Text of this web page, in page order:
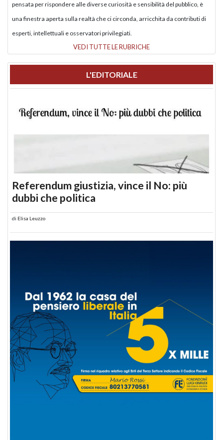
pensata per rispondere alle diverse curiosità e sensibilità del pubblico, è
una finestra aperta sulla realtà che ci circonda, arricchita da contributi di
esperti, intellettuali e osservatori privilegiati.
VEDI TUTTE LE RUBRICHE
L'EDITORIALE
Referendum giustizia, vince il No: più
dubbi che politica
di Elisa Leuzzo